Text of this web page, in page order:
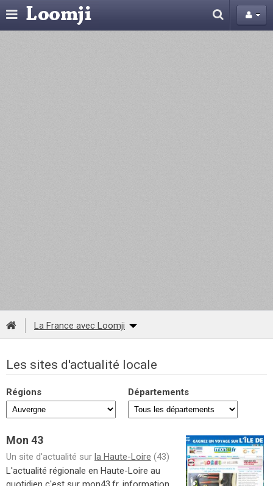
La France avec Loomji
Les sites d'actualité locale
Régions Départements
Mon 43
Un site d'actualité sur la Haute-Loire (43)
L'actualité régionale en Haute-Loire au